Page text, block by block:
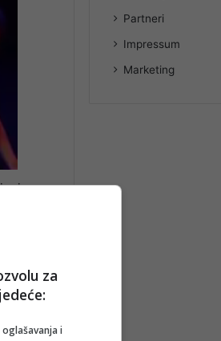
za
48-
Partneri
Impressum
Marketing
za
i